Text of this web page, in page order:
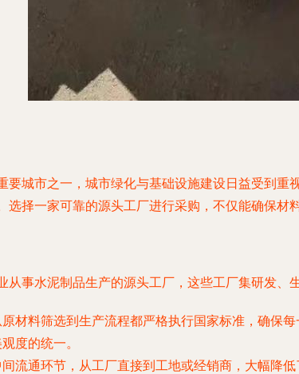
要城市之一，城市绿化与基础设施建设日益受到
选择一家可靠的源头工厂进行采购，不仅能确保材
从事水泥制品生产的源头工厂，这些工厂集研发、
原材料筛选到生产流程都严格执行国家标准，确保
度的统一。
间流通环节，从工厂直接到工地或经销商，大幅降